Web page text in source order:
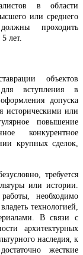
в области
или среднего
проходить
лет.
объектов
для вступления в
допуска
историческими или
повышение
конкурентное
крупных сделок,
требуется
или истории.
необходимо
технологией,
В связи с
архитектурных
наследия, к
жесткие